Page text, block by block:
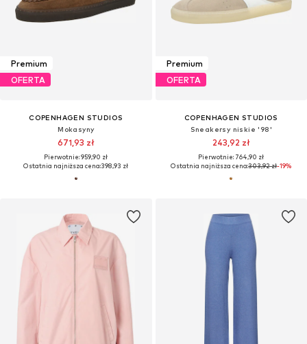
Premium
OFERTA
COPENHAGEN STUDIOS
Mokasyny
671,93 zł
Pierwotnie: 959,90 zł
Ostatnia najniższa cena:398,93 zł
Premium
OFERTA
COPENHAGEN STUDIOS
Sneakersy niskie '98'
243,92 zł
Pierwotnie: 764,90 zł
Ostatnia najniższa cena:303,92 zł-19%